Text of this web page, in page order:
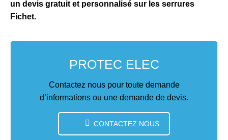
un devis gratuit et personnalisé sur les serrures
Fichet.
PROTEC ELEC
Contactez nous pour toute demande
d’informations ou une demande de devis.
CONTACTEZ NOUS